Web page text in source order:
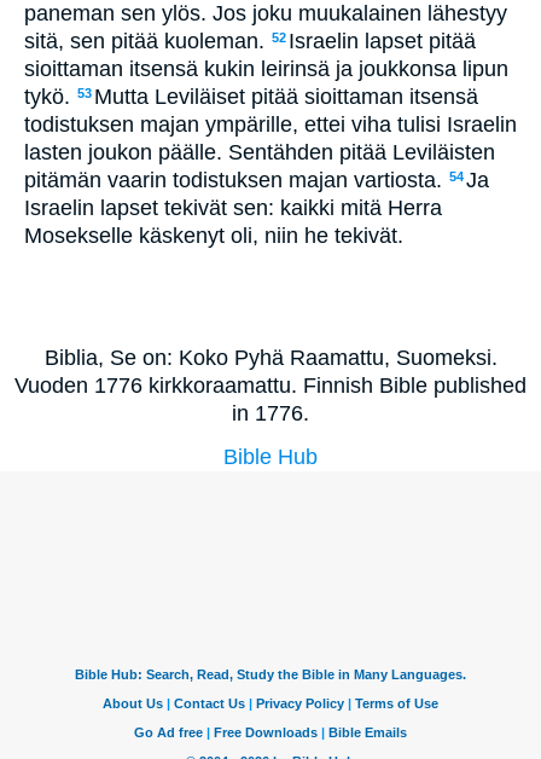
paneman sen ylös. Jos joku muukalainen lähestyy
sitä, sen pitää kuoleman. 52 Israelin lapset pitää
sioittaman itsensä kukin leirinsä ja joukkonsa lipun
tykö. 53 Mutta Leviläiset pitää sioittaman itsensä
todistuksen majan ympärille, ettei viha tulisi Israelin
lasten joukon päälle. Sentähden pitää Leviläisten
pitämän vaarin todistuksen majan vartiosta. 54Ja
Israelin lapset tekivät sen: kaikki mitä Herra
Mosekselle käskenyt oli, niin he tekivät.
Biblia, Se on: Koko Pyhä Raamattu, Suomeksi.
Vuoden 1776 kirkkoraamattu. Finnish Bible published
in 1776.
Bible Hub